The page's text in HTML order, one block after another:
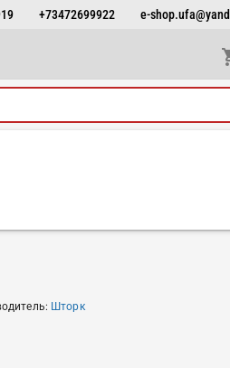
+73472699922 e-
: Шторк